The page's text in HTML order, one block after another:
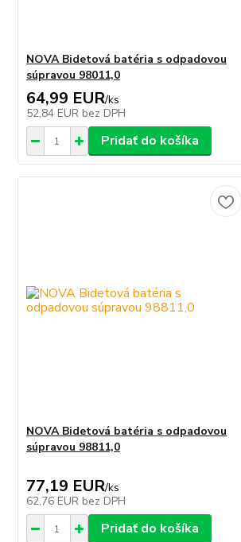
NOVA Bidetová batéria s odpadovou
súpravou 98011,0
64,99 EUR/ks
52,84 EUR bez DPH
Pridať do košíka
NOVA Bidetová batéria s odpadovou
súpravou 98811,0
77,19 EUR/ks
62,76 EUR bez DPH
Pridať do košíka